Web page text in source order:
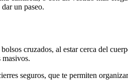
un paseo.
cruzados, al estar cerca del
masivos.
seguros, que te permiten